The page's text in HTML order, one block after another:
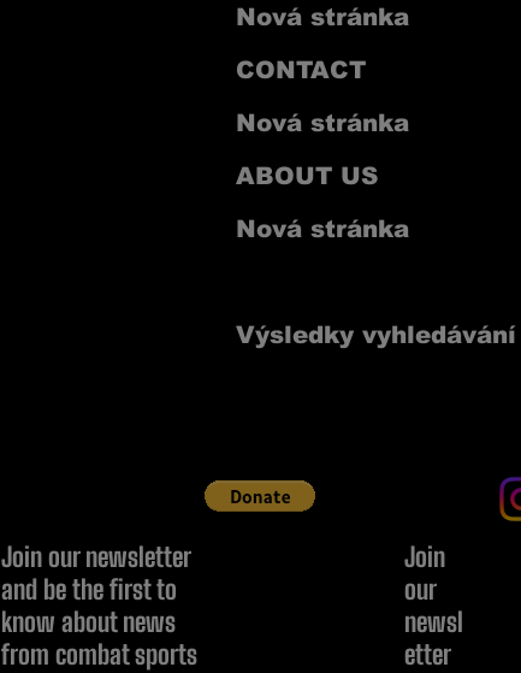
Nová stránka
CONTACT
Nová stránka
ABOUT US
Nová stránka
Výsledky vyhledávání
Join our newsletter
and be the first to
know about news
from combat sports
Join
our
newsl
etter